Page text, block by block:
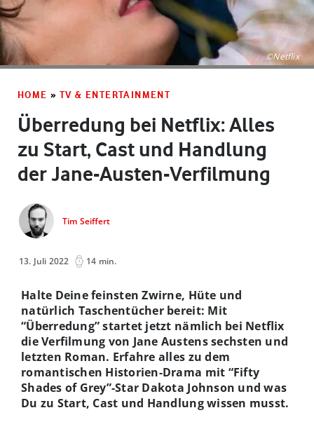
©Netflix
HOME » TV & ENTERTAINMENT
Überredung bei Netflix: Alles
zu Start, Cast und Handlung
der Jane-Austen-Verfilmung
Tim Seiffert
13. Juli 2022 14 min.
Halte Deine feinsten Zwirne, Hüte und
natürlich Taschentücher bereit: Mit
“Überredung” startet jetzt nämlich bei Netflix
die Verfilmung von Jane Austens sechsten und
letzten Roman. Erfahre alles zu dem
romantischen Historien-Drama mit “Fifty
Shades of Grey”-Star Dakota Johnson und was
Du zu Start, Cast und Handlung wissen musst.